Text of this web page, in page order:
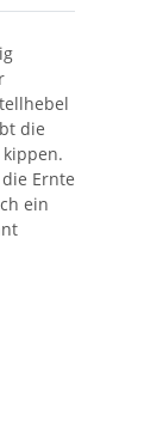
die
Ernte
ein